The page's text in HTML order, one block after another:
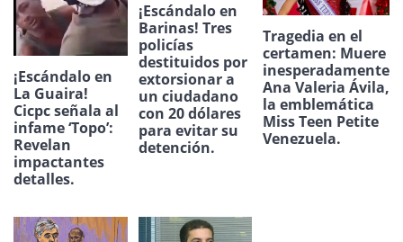
¡Escándalo en
La Guaira!
Cicpc señala al
infame ‘Topo’:
Revelan
impactantes
detalles.
¡Escándalo en
Barinas! Tres
policías
destituidos por
extorsionar a
un ciudadano
con 20 dólares
para evitar su
detención.
Tragedia en el
certamen: Muere
inesperadamente
Ana Valeria Ávila,
la emblemática
Miss Teen Petite
Venezuela.